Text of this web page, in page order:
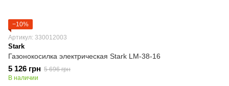
−10%
Артикул: 330012003
Stark
Газонокосилка электрическая Stark LM-38-16
5 126 грн 5 696 грн
В наличии